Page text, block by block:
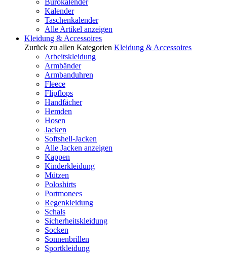
Bürokalender
Kalender
Taschenkalender
Alle Artikel anzeigen
Kleidung & Accessoires
Zurück zu allen Kategorien Kleidung & Accessoires
Arbeitskleidung
Armbänder
Armbanduhren
Fleece
Flipflops
Handfächer
Hemden
Hosen
Jacken
Softshell-Jacken
Alle Jacken anzeigen
Kappen
Kinderkleidung
Mützen
Poloshirts
Portmonees
Regenkleidung
Schals
Sicherheitskleidung
Socken
Sonnenbrillen
Sportkleidung